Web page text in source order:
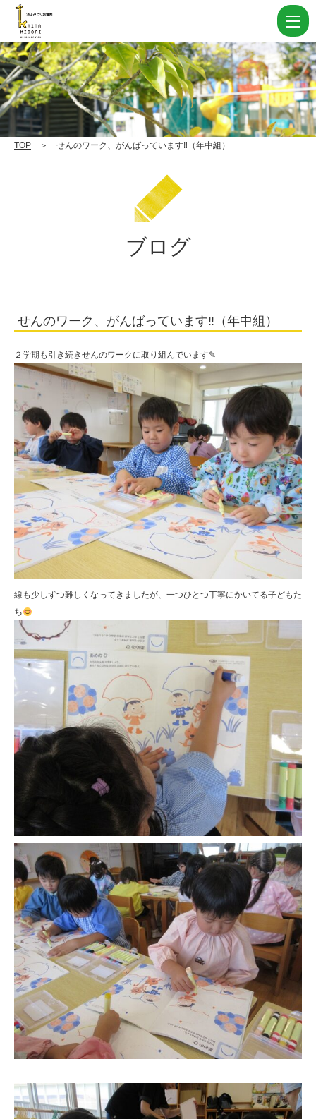
ん
の
ワ
ー
ク、
が
て
（年
中
組）
学
校
法
人
住
田
学
園
TOP ＞ せんのワーク、がんばっています‼（年中組）
ブログ
せんのワーク、がんばっています‼（年中組）
２学期も引き続きせんのワークに取り組んでいます✎
線も少しずつ難しくなってきましたが、一つひとつ丁寧にかいてる子どもた
ち